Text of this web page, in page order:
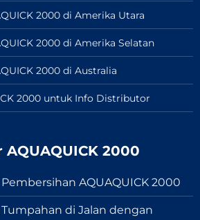
2000 di Amerika Utara
2000 di Amerika Selatan
2000 di Australia
2000 untuk Info Distributor
2000
AQUAQUICK 2000
di Jalan dengan